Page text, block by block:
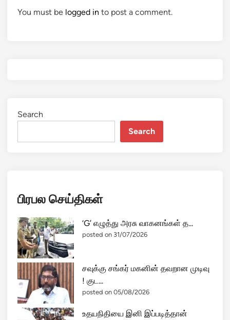
You must be logged in to post a comment.
Search
Search
பிரபல செய்திகள்
‘G’ எழுத்து அரசு வாகனங்கள் த...
posted on 31/07/2026
சவுக்கு சங்கர் மகனின் தவறான முடிவு
! குட...
posted on 05/08/2026
உதயநிதியை இனி இப்படித்தான்